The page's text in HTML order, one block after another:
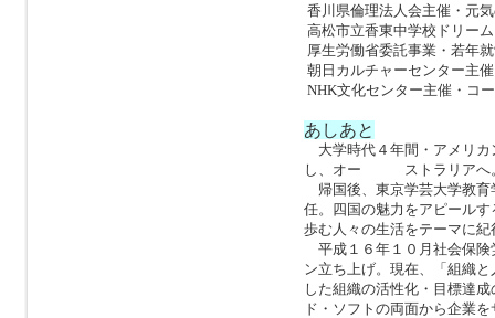
香川県倫理法人会主催・元
高松市立香東中学校ドリー
厚生労働省委託事業・若年
朝日カルチャーセンター主
NHK文化センター主催・コ
あしあと
大学時代４年間・アメリカ
し、オー ストラリアへ。
帰国後、東京学芸大学教育
任。四国の魅力をアピール
歩む人々の生活をテーマに紀
平成１６年１０月社会保険
ン立ち上げ。現在、「組織
した組織の活性化・目標達
ド・ソフトの両面から企業